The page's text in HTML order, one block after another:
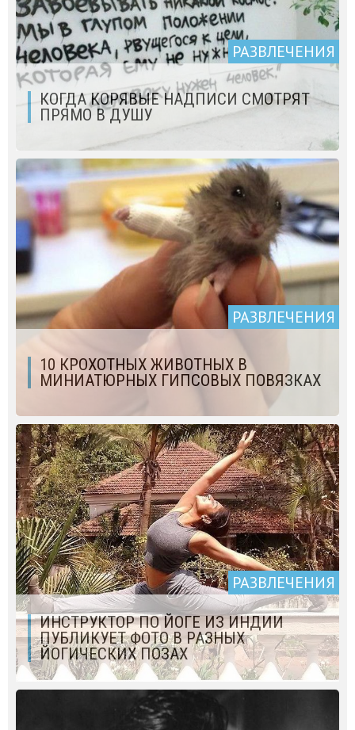
РАЗВЛЕЧЕНИЯ
КОГДА КОРЯВЫЕ НАДПИСИ СМОТРЯТ
ПРЯМО В ДУШУ
РАЗВЛЕЧЕНИЯ
10 КРОХОТНЫХ ЖИВОТНЫХ В
МИНИАТЮРНЫХ ГИПСОВЫХ ПОВЯЗКАХ
РАЗВЛЕЧЕНИЯ
ИНСТРУКТОР ПО ЙОГЕ ИЗ ИНДИИ
ПУБЛИКУЕТ ФОТО В РАЗНЫХ
ЙОГИЧЕСКИХ ПОЗАХ